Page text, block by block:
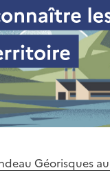
Géorisques